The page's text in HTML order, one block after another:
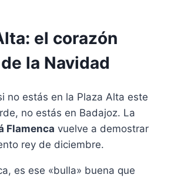
el corazón
la Navidad
no estás en la Plaza Alta este
no estás en Badajoz. La
Flamenca vuelve a demostrar
rey de diciembre.
es ese «bulla» buena que